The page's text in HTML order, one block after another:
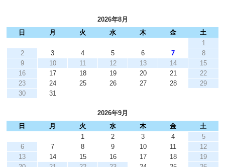
2026年8月
日
月 火 水 木 金
土
1
2
3 4 5 6 7
8
9
10 11 12 13 14
15
16
17 18 19 20 21
22
23
24 25 26 27 28
29
30
31
2026年9月
日
月 火 水 木 金
土
1
2 3 4
5
6
7 8 9 10 11
12
13
14 15 16 17 18
19